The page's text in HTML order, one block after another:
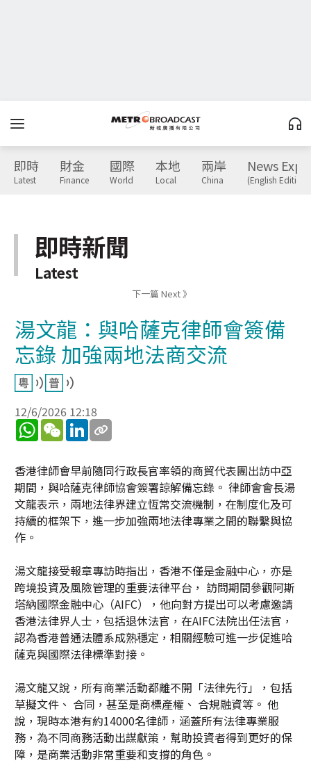
即時
Latest
財金
Finance
國際
World
本地
Local
兩岸
China
News
(English Edition)
即時新聞
Latest
下一篇 Next 》
湯文龍：與哈薩克律師會簽備
忘錄 加強兩地法商交流
12/6/2026 12:18
WhatsApp
WeChatLinkedIn
香港律師會早前隨同行政長官率領的商貿代表團出訪中亞
期間，與哈薩克律師協會簽署諒解備忘錄。 律師會會長湯
文龍表示，兩地法律界建立恆常交流機制，在制度化及可
持續的框架下，進一步加強兩地法律專業之間的聯繫與協
作。
湯文龍接受報章專訪時指出，香港不僅是金融中心，亦是
跨境投資及風險管理的重要法律平台， 訪問期間參觀阿斯
塔納國際金融中心（AIFC），他向對方提出可以考慮邀請
香港法律界人士，包括退休法官，在AIFC法院出任法官，
認為香港普通法體系成熟穩定，相關經驗可進一步促進哈
薩克與國際法律標準對接。
湯文龍又說，所有商業活動都離不開「法律先行」，包括
草擬文件、 合同，甚至是商標產權、 合規融資等。 他
說，現時本港有約14000名律師，涵蓋所有法律專業服
務，為不同商務活動出謀獻策，幫助投資者得到更好的保
障，是商業活動非常重要和支撐的角色。